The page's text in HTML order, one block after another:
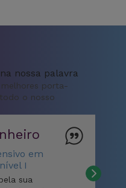
nossa palavra
melhores porta-
o nosso
em
I
sua